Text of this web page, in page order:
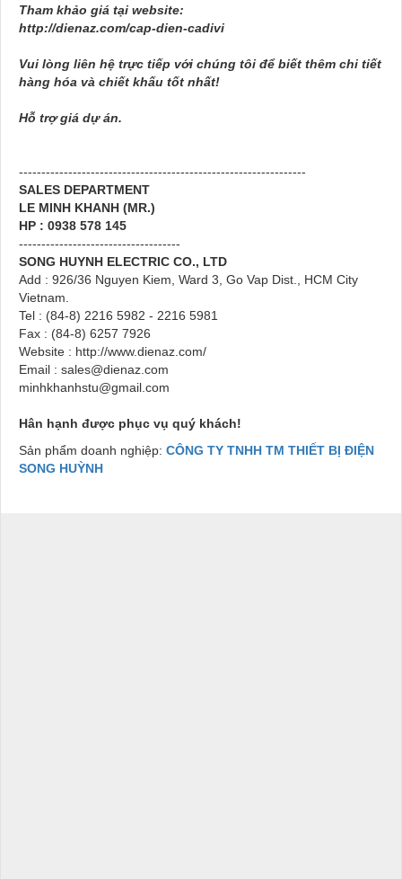
Tham khảo giá tại website:
http://dienaz.com/cap-dien-cadivi
Vui lòng liên hệ trực tiếp với chúng tôi để biết thêm chi tiết
hàng hóa và chiết khấu tốt nhất!
Hỗ trợ giá dự án.
----------------------------------------------------------------
SALES DEPARTMENT
LE MINH KHANH (MR.)
HP : 0938 578 145
------------------------------------
SONG HUYNH ELECTRIC CO., LTD
Add : 926/36 Nguyen Kiem, Ward 3, Go Vap Dist., HCM City
Vietnam.
Tel : (84-8) 2216 5982 - 2216 5981
Fax : (84-8) 6257 7926
Website : http://www.dienaz.com/
Email : sales@dienaz.com
minhkhanhstu@gmail.com
Hân hạnh được phục vụ quý khách!
Sản phẩm doanh nghiệp: CÔNG TY TNHH TM THIẾT BỊ ĐIỆN
SONG HUỲNH